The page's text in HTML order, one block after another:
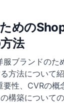
めの
法
服ブランドのた
方法について
性、CVRの概
構築について